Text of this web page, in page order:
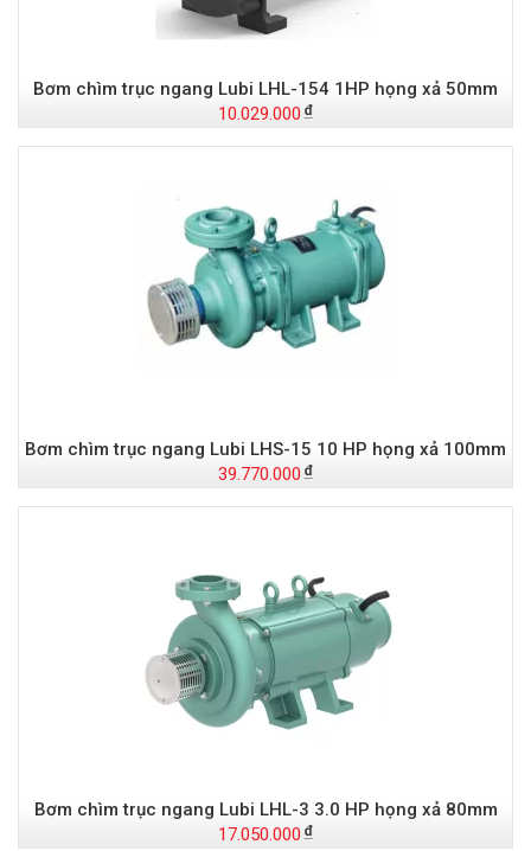
Bơm chìm trục ngang Lubi LHL-154 1HP họng xả 50mm
10.029.000
Bơm chìm trục ngang Lubi LHS-15 10 HP họng xả 100mm
39.770.000
Bơm chìm trục ngang Lubi LHL-3 3.0 HP họng xả 80mm
17.050.000